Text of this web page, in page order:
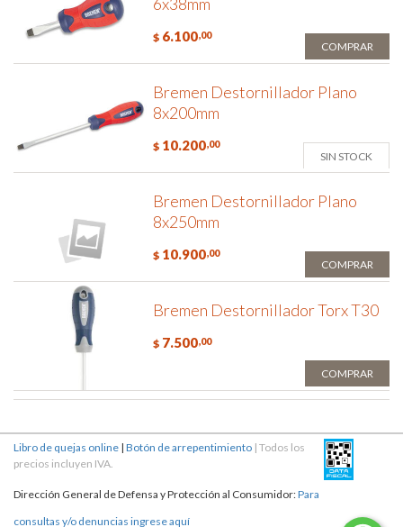
$ 6.100,00
COMPRAR
Bremen Destornillador Plano
8x200mm
$ 10.200,00
SIN STOCK
Bremen Destornillador Plano
8x250mm
$ 10.900,00
COMPRAR
Bremen Destornillador Torx T30
$ 7.500,00
COMPRAR
Libro de quejas online | Botón de arrepentimiento | Todos los
precios incluyen IVA.
Dirección General de Defensa y Protección al Consumidor:Para
consultas y/o denuncias ingrese aquí